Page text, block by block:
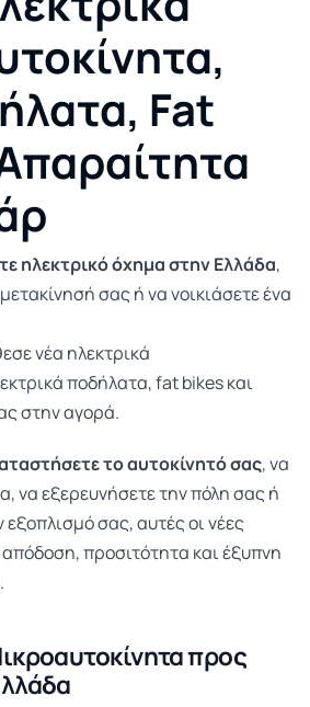
Fat
ηλεκτρικό όχημα στην Ελλάδα,
σας ή να νοικιάσετε ένα
νέα ηλεκτρικά
ποδήλατα, fat bikes και
στην αγορά.
το αυτοκίνητό σας, να
να εξερευνήσετε την πόλη σας ή
σας, αυτές οι νέες
προσιτότητα και έξυπνη
προς